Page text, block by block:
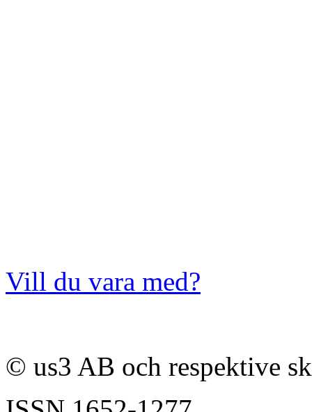
Vill du vara med?
© us3 AB och respektive